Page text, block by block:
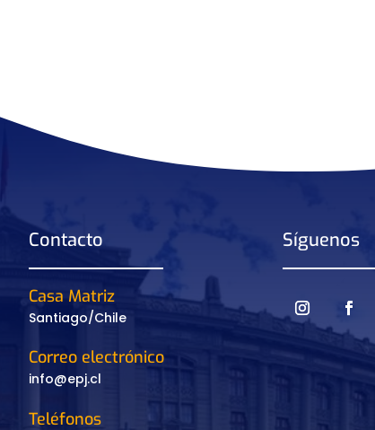
Contacto
Casa Matriz
Santiago/Chile
Correo electrónico
info@epj.cl
Teléfonos
Síguenos